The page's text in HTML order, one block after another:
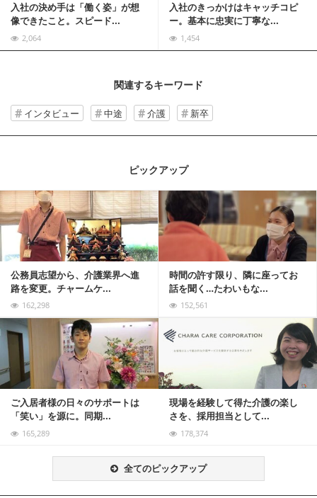
入社の決め手は「働く姿」が想
像できたこと。スピード...
2,064
入社のきっかけはキャッチコピ
ー。基本に忠実に丁寧な...
1,454
関連するキーワード
インタビュー 中途 介護 新卒
ピックアップ
公務員志望から、介護業界へ進
路を変更。チャームケ...
162,298
時間の許す限り、隣に座ってお
話を聞く…たわいもな...
152,561
記事を読む
ご入居者様の日々のサポートは
「笑い」を源に。同期...
165,289
現場を経験して得た介護の楽し
さを、採用担当として...
178,374
記事を読む
全てのピックアップ